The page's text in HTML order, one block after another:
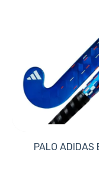
PALO ADIDAS